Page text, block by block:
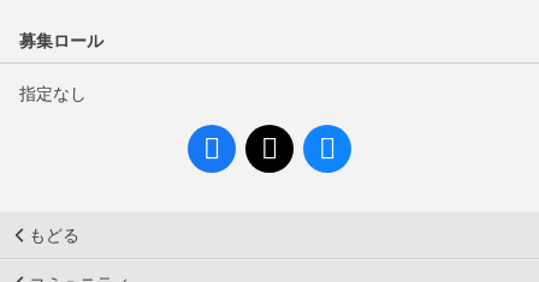
募集ロール
指定なし
もどる